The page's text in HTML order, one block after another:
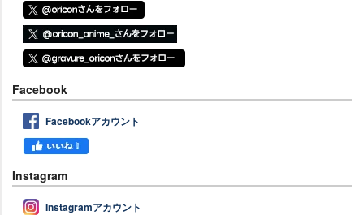
Facebook
Facebookアカウント
Instagram
Instagramアカウント